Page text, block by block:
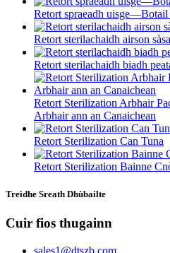
Retort spraeadh uisge—Botail
Retort sterilachaidh airson
Retort sterilachaidh biadh
Retort Sterilization Arbhair
Arbhair ann an Canaichean
Retort Sterilization Can Tuna
Retort Sterilization Bainne
Treidhe Sreath Dhùbailte
Cuir fios thugainn